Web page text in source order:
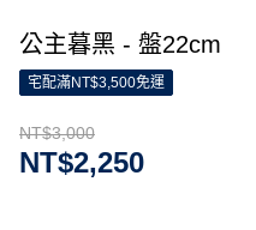
公主暮黑 - 盤22cm
宅配滿NT$3,500免運
NT$3,000
NT$2,250